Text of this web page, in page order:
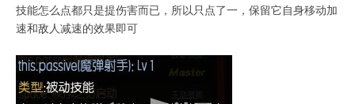
技能怎么点都只是提伤害而已，所以只点了一，保留它自身移动加
速和敌人减速的效果即可